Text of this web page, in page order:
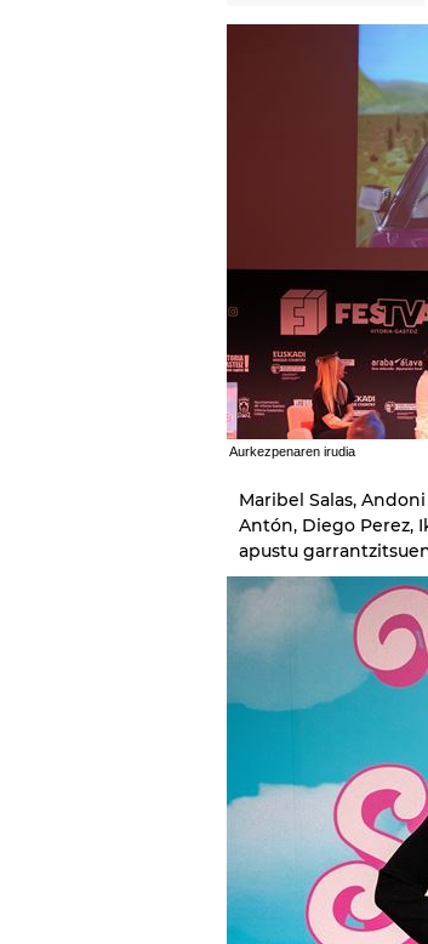
Aurkezpenaren irudia
Maribel Salas,
Antón, Diego Perez,
apustu